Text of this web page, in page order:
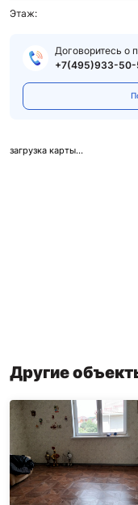
Этаж:
Договоритесь о
+7(495)933-50-
загрузка карты...
Другие